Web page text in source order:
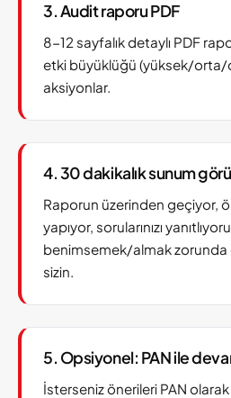
3. Audit raporu PDF
8-12 sayfalık detaylı PDF
etki büyüklüğü (yüksek/orta/
aksiyonlar.
4. 30 dakikalık sunum
Raporun üzerinden geçiyor,
yapıyor, sorularınızı
benimsemek/almak
sizin.
5. Opsiyonel: PAN ile
İsterseniz önerileri PAN